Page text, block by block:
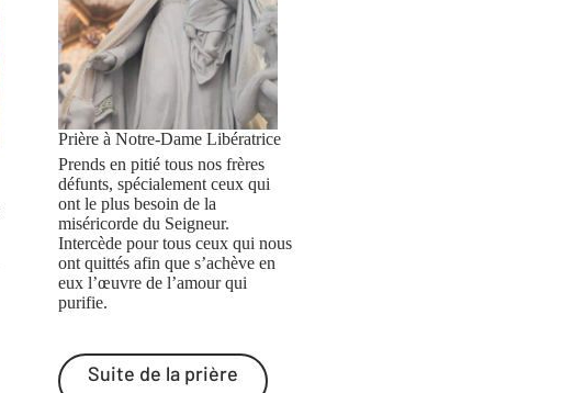
Prière à Notre-Dame Libératrice
Prends en pitié tous nos frères
défunts, spécialement ceux qui
ont le plus besoin de la
miséricorde du Seigneur.
Intercède pour tous ceux qui nous
ont quittés afin que s’achève en
eux l’œuvre de l’amour qui
purifie.
Suite de la prière